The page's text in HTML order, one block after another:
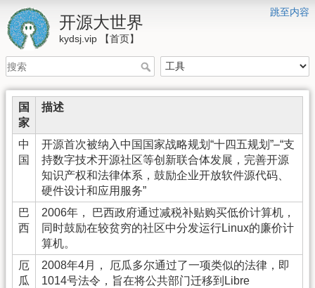
跳至内容
开源大世界
kydsj.vip 【首页】
国
家
描述
中
国
开源首次被纳入中国国家战略规划“十四五规划”–“支
持数字技术开源社区等创新联合体发展，完善开源
知识产权和法律体系，鼓励企业开放软件源代码、
硬件设计和应用服务”
巴
西
2006年， 巴西政府通过减税补贴购买低价计算机，
同时鼓励在较贫穷的社区中分发运行Linux的廉价计
算机。
厄
瓜
2008年4月， 厄瓜多尔通过了一项类似的法律，即
1014号法令，旨在将公共部门迁移到Libre